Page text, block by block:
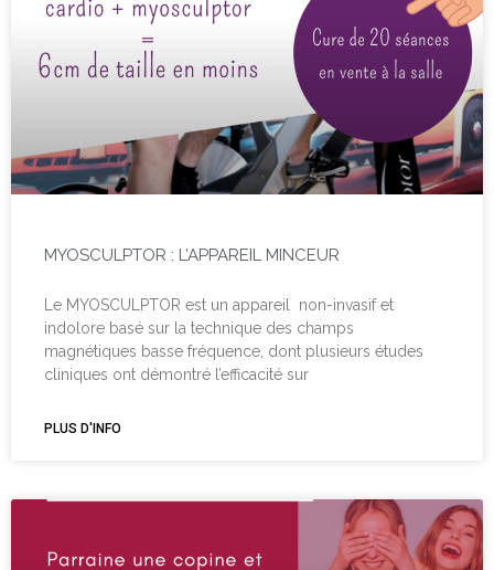
MYOSCULPTOR : L’APPAREIL MINCEUR
Le MYOSCULPTOR est un appareil non-invasif et
indolore basé sur la technique des champs
magnétiques basse fréquence, dont plusieurs études
cliniques ont démontré l’efficacité sur
PLUS D'INFO